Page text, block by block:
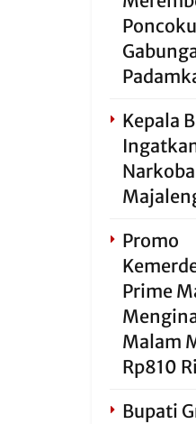
Kepala
Promo
Prime
Malam
Rp810
Bupati